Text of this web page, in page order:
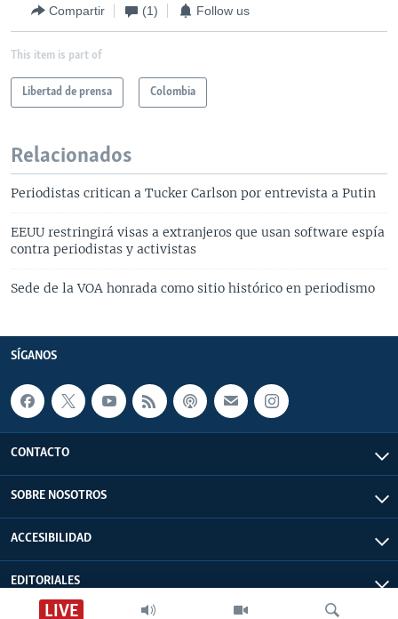
LIVE
Compartir (1) Follow us
This item is part of
Libertad de prensa Colombia
Relacionados
Periodistas critican a Tucker Carlson por entrevista a Putin
EEUU restringirá visas a extranjeros que usan software espía
contra periodistas y activistas
Sede de la VOA honrada como sitio histórico en periodismo
SÍGANOS
CONTACTO
SOBRE NOSOTROS
ACCESIBILIDAD
EDITORIALES